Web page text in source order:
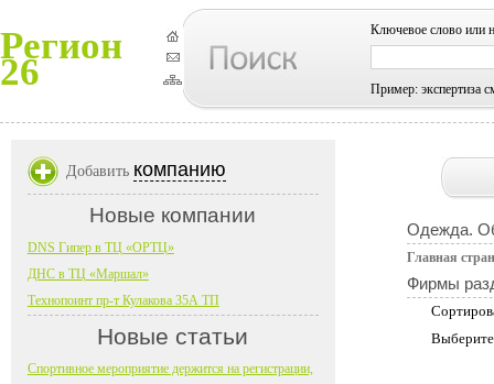
Регион
26
Ключевое слово или
Пример: экспертиза
Одежда.
Главная
Фирмы
Добавить компанию
Новые компании
DNS Гипер в ТЦ «ОРТЦ»
ДНС в ТЦ «Маршал»
Технопоинт пр-т Кулакова 35А ТП
Новые статьи
Спортивное мероприятие держится на регистрации,